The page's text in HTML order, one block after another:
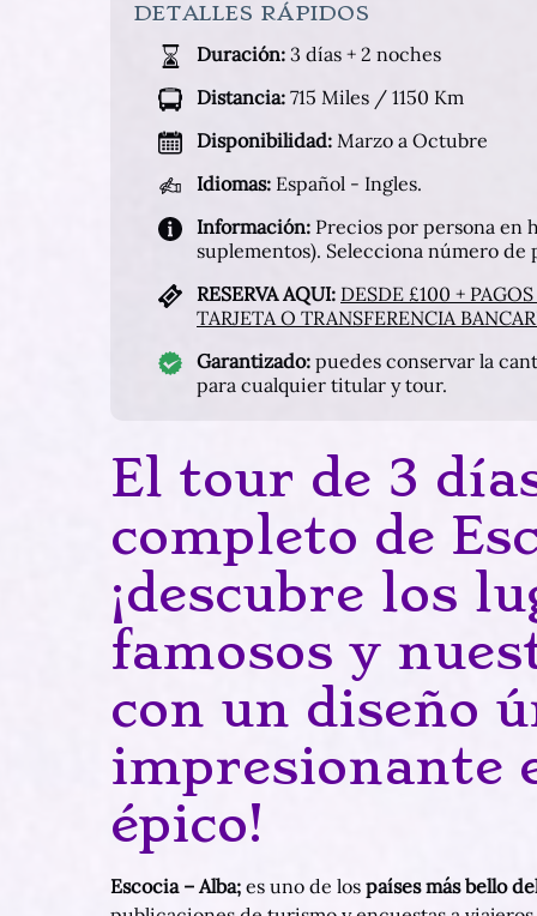
DETALLES RÁPIDOS
Duración: 3 días + 2 noches
Distancia: 715 Miles / 1150 Km
Disponibilidad: Marzo a Octubre
Idiomas: Español - Ingles.
Información: Precios por persona en
suplementos). Selecciona número de
RESERVA AQUI: DESDE £100 +
TARJETA O TRANSFERENCIA
Garantizado: puedes conservar la
para cualquier titular y tour.
El tour de 3
completo de
¡descubre los
famosos y
con un diseño
impresionante
épico!
Escocia – Alba; es uno de los países más bello